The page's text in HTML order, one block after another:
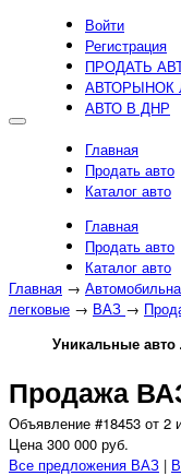
Войти
Регистрация
ПРОДАТЬ
АВТОРЫНОК
АВТО В ДНР
Главная
Продать авто
Каталог авто
Главная
Продать авто
Каталог авто
Главная →
легковые → ВАЗ →
Уникальные
Продажа
Объявление #18453 от 2
Цена 300 000 руб.
Все предложения ВАЗ |